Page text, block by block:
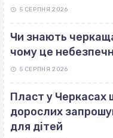
5 СЕРПНЯ 2026
Чи знають
чому це
5 СЕРПНЯ 2026
Пласт у Черкасах
дорослих
для дітей